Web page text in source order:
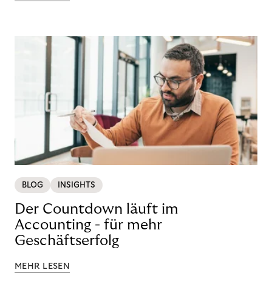
BLOG INSIGHTS
Der Countdown läuft im
Accounting - für mehr
Geschäftserfolg
MEHR LESEN